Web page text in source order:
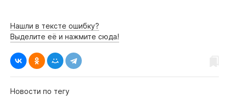
Нашли в тексте ошибку?
Выделите её и нажмите сюда!
Новости по тегу